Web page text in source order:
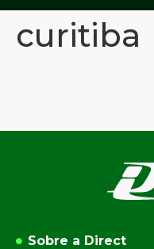
curitiba
Sobre a Direct